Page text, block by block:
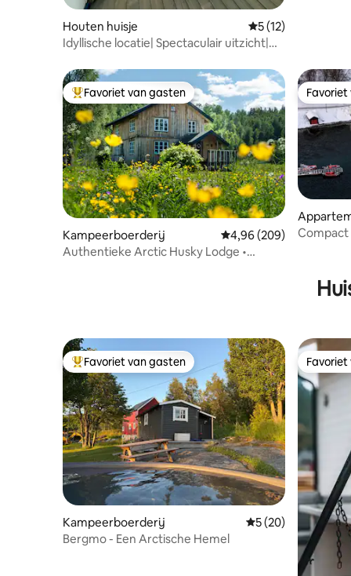
Houten huisje Gemiddelde
5 (12)
Idyllische locatie| Spectaculair uitzicht|
Topfavoriet van gasten
Favoriet van gasten
Kampeerboerderij Gemiddelde
4,96 (209)
Authentieke Arctic Husky Lodge •
Compact
Topfavoriet van gasten
Favoriet van gasten
Kampeerboerderij Gemiddelde
5 (20)
Bergmo - Een Arctische Hemel